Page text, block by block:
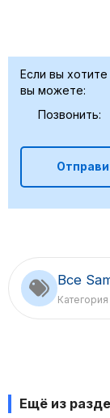
Если вы
вы можете:
Позвонить:
Все
Категория
Ещё из